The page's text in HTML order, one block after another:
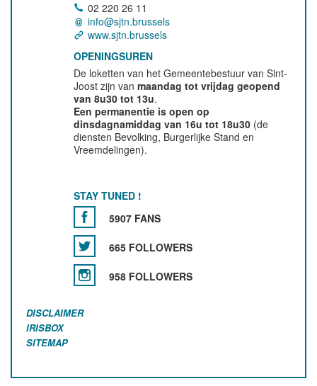
02 220 26 11
info@sjtn.brussels
www.sjtn.brussels
OPENINGSUREN
De loketten van het Gemeentebestuur van Sint-
Joost zijn vanmaandag tot vrijdag geopend
van 8u30 tot 13u.
Een permanentie is open op
dinsdagnamiddag van 16u tot 18u30 (de
diensten Bevolking, Burgerlijke Stand en
Vreemdelingen).
STAY TUNED !
5907 FANS
665 FOLLOWERS
958 FOLLOWERS
DISCLAIMER
IRISBOX
SITEMAP